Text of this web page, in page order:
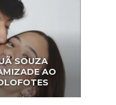
SOUZA
AO